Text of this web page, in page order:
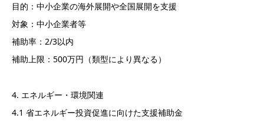
目的：中小企業の海外展開や全国展開を支援
対象：中小企業者等
補助率：2/3以内
補助上限：500万円（類型により異なる）
4. エネルギー・環境関連
4.1 省エネルギー投資促進に向けた支援補助金